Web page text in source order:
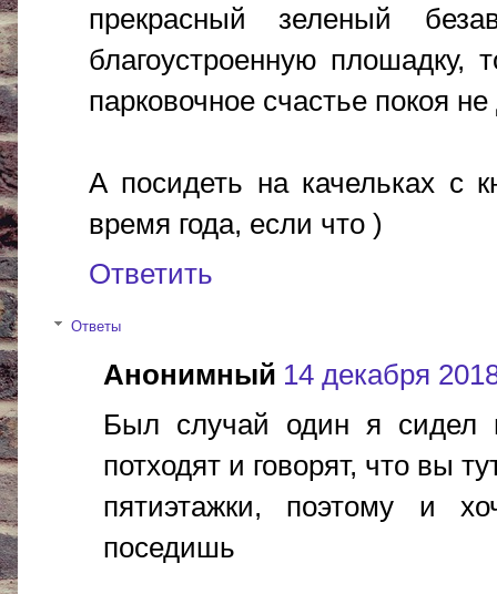
прекрасный зеленый
благоустроенную
парковочное счастье покоя
А посидеть на качельках с
время года, если что )
Ответить
Ответы
Анонимный 14 декабря
Был случай один я сидел
потходят и говорят, что вы
пятиэтажки, поэтому и
поседишь